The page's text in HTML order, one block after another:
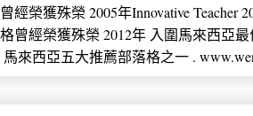
榮獲殊榮 2005年Innovative Teacher
曾經榮獲殊榮 2012年 入圍馬來西亞
來西亞五大推薦部落格之一 .